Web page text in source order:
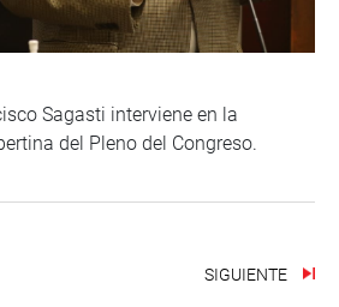
Sagasti interviene en la
del Pleno del Congreso.
SIGUIENTE